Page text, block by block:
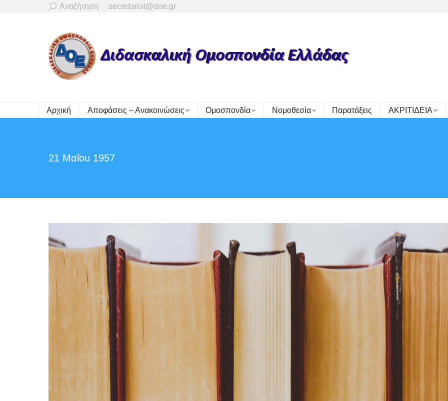
Search:
Αναζήτηση secretariat@doe.gr
Αρχική Αποφάσεις – Ανακοινώσεις Ομοσπονδία Νομοθεσία Παρατάξεις ΑΚΡΙΤΙΔΕΙΑ
21 Μαΐου 1957